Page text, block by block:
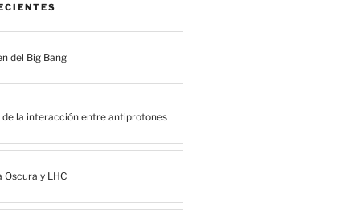
del Big Bang
de la interacción entre antiprotones
Oscura y LHC